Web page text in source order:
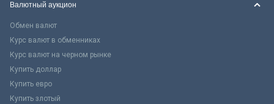
Валютный аукцион
Обмен валют
Курс валют в обменниках
Курс валют на черном рынке
Купить доллар
Купить евро
Купить злотый